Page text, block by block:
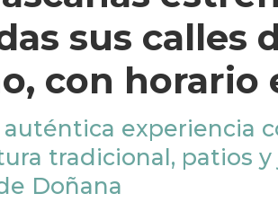
sus calles
con horario
experiencia
tradicional, patios
Doñana